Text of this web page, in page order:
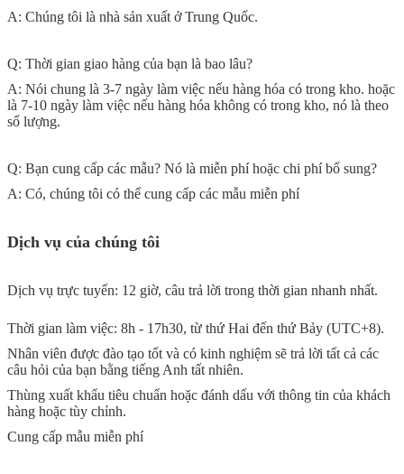
A: Chúng tôi là nhà sản xuất ở Trung Quốc.
Q: Thời gian giao hàng của bạn là bao lâu?
A: Nói chung là 3-7 ngày làm việc nếu hàng hóa có trong kho. hoặc
là 7-10 ngày làm việc nếu hàng hóa không có trong kho, nó là theo
số lượng.
Q: Bạn cung cấp các mẫu? Nó là miễn phí hoặc chi phí bổ sung?
A: Có, chúng tôi có thể cung cấp các mẫu miễn phí
Dịch vụ của chúng tôi
Dịch vụ trực tuyến: 12 giờ, câu trả lời trong thời gian nhanh nhất.
Thời gian làm việc: 8h - 17h30, từ thứ Hai đến thứ Bảy (UTC+8).
Nhân viên được đào tạo tốt và có kinh nghiệm sẽ trả lời tất cả các
câu hỏi của bạn bằng tiếng Anh tất nhiên.
Thùng xuất khẩu tiêu chuẩn hoặc đánh dấu với thông tin của khách
hàng hoặc tùy chỉnh.
Cung cấp mẫu miễn phí